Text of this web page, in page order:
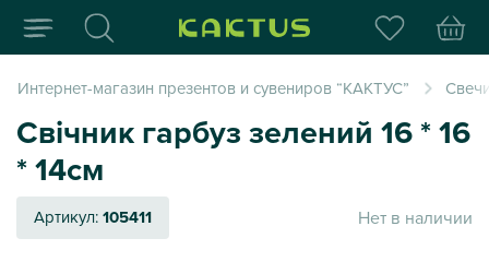
Интернет-магазин
Интернет-магазин презентов и сувениров “КАКТУС”
Свічник гарбуз зелений 16 * 16
* 14см
Артикул:105411 Нет в наличии